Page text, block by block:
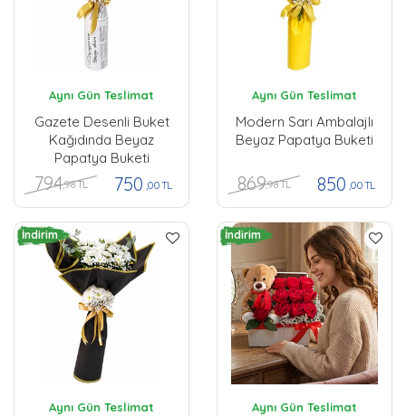
Aynı Gün Teslimat
Gazete Desenli Buket
Kağıdında Beyaz
Papatya Buketi
794,98 TL 750 ,00 TL
Aynı Gün Teslimat
Modern Sarı Ambalajlı
Beyaz Papatya Buketi
869,98 TL 850 ,00 TL
İndirim
Aynı Gün Teslimat
İndirim
Aynı Gün Teslimat